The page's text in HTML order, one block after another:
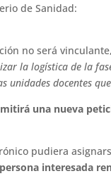
de Sanidad:
no será
la logística de la
docentes
una nueva
pudiera
interesada